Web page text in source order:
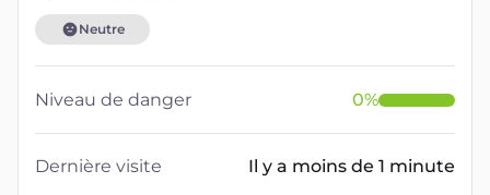
Neutre
Niveau de danger 0%
Dernière visite Il y a moins de 1 minute